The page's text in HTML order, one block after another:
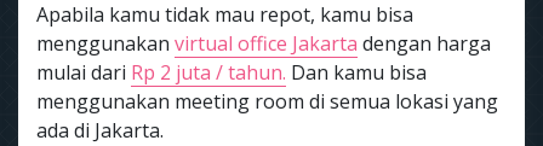
Apabila kamu tidak mau repot, kamu bisa
menggunakan virtual office Jakarta dengan harga
mulai dari Rp 2 juta / tahun. Dan kamu bisa
menggunakan meeting room di semua lokasi yang
ada di Jakarta.